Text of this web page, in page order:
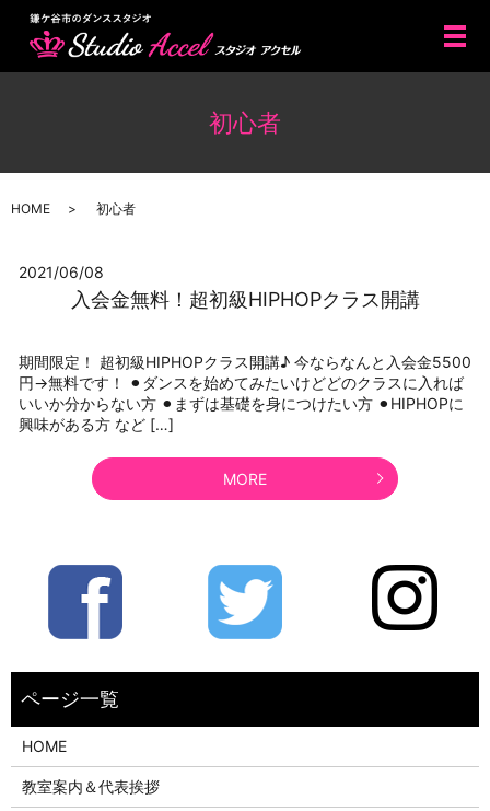
メ
初心者
HOME 初心者
2021/06/08
入会金無料！超初級HIPHOPクラス開講
期間限定！ 超初級HIPHOPクラス開講♪ 今ならなんと入会金5500
円→無料です！ ⚫︎ダンスを始めてみたいけどどのクラスに入れば
いいか分からない方 ⚫︎まずは基礎を身につけたい方 ⚫︎HIPHOPに
興味がある方 など […]
MORE
HOME
教室案内＆代表挨拶